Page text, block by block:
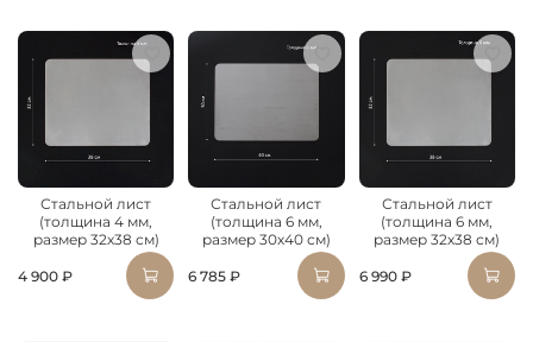
Стальной лист
(толщина 4 мм,
размер 32х38 см)
4 900 ₽
Стальной лист
(толщина 6 мм,
размер 30х40 см)
6 785 ₽
Стальной лист
(толщина 6 мм,
размер 32х38 см)
6 990 ₽